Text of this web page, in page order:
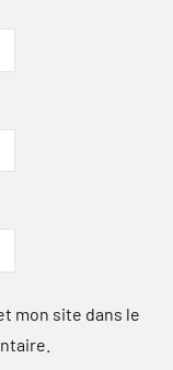
mon site dans le